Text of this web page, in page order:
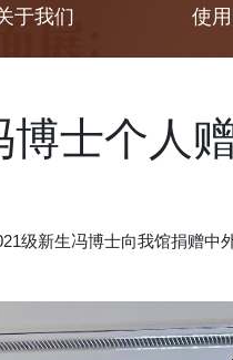
于我们 使
博士个人
级新生冯博士向我馆捐赠中